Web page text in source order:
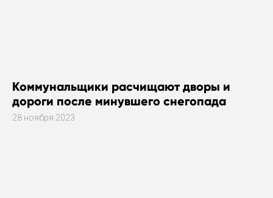
Коммунальщики расчищают дворы и
дороги после минувшего снегопада
28 ноября 2023